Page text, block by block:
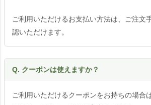
ご利用いただけるお支払い方法は、ご注文
認いただけます。
Q. クーポンは使えますか？
ご利用いただけるクーポンをお持ちの場合